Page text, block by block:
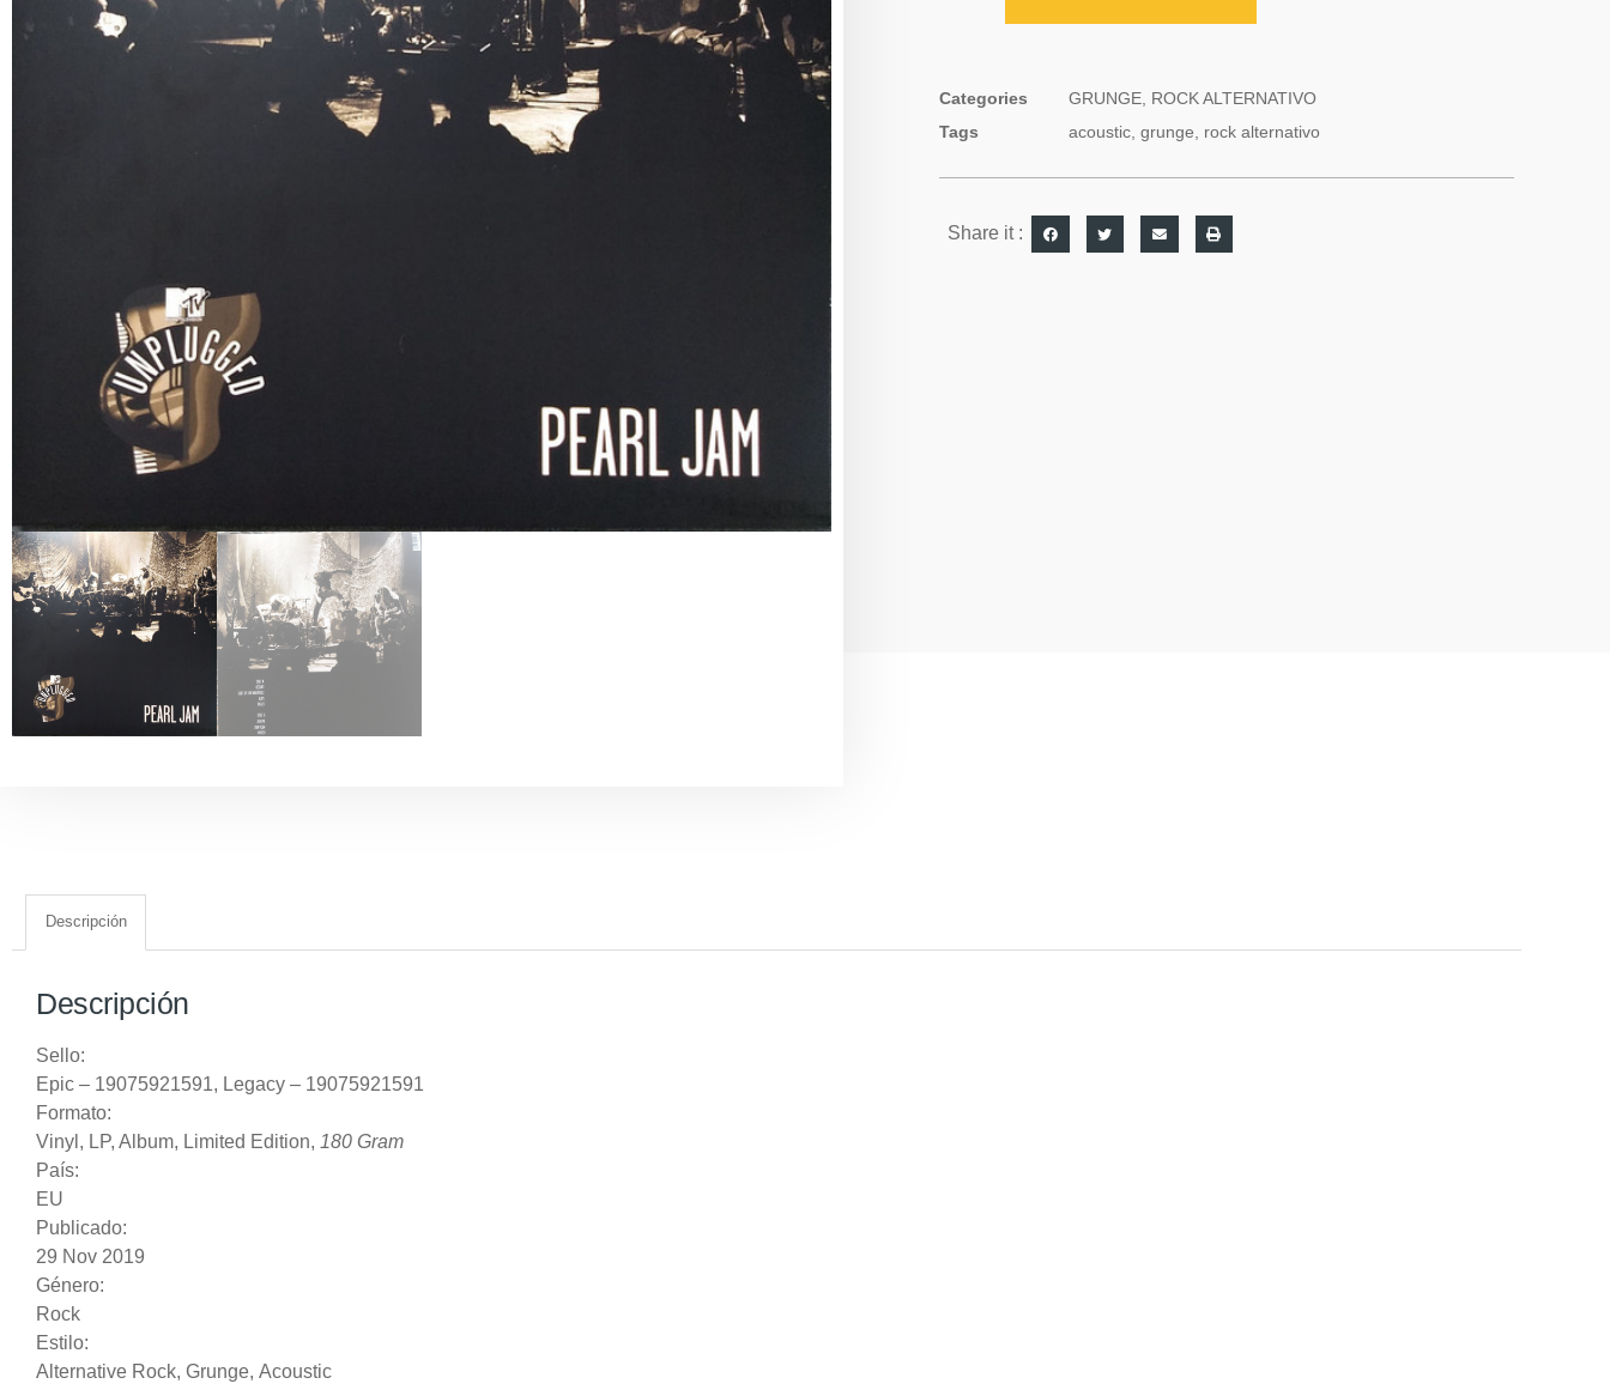
Categories GRUNGE, ROCK ALTERNATIVO
Tags
acoustic, grunge, rock alternativo
Share it :
Descripción
Descripción
Sello:
Epic ‎– 19075921591, Legacy ‎– 19075921591
Formato:
Vinyl , LP, Album, Limited Edition, 180 Gram
País:
EU
Publicado:
29 Nov 2019
Género:
Rock
Estilo:
Alternative Rock, Grunge, Acoustic